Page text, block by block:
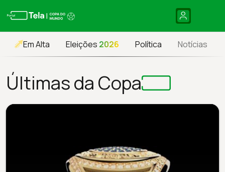
Em Alta Eleições 2026 Política Notícias
Últimas da Copa